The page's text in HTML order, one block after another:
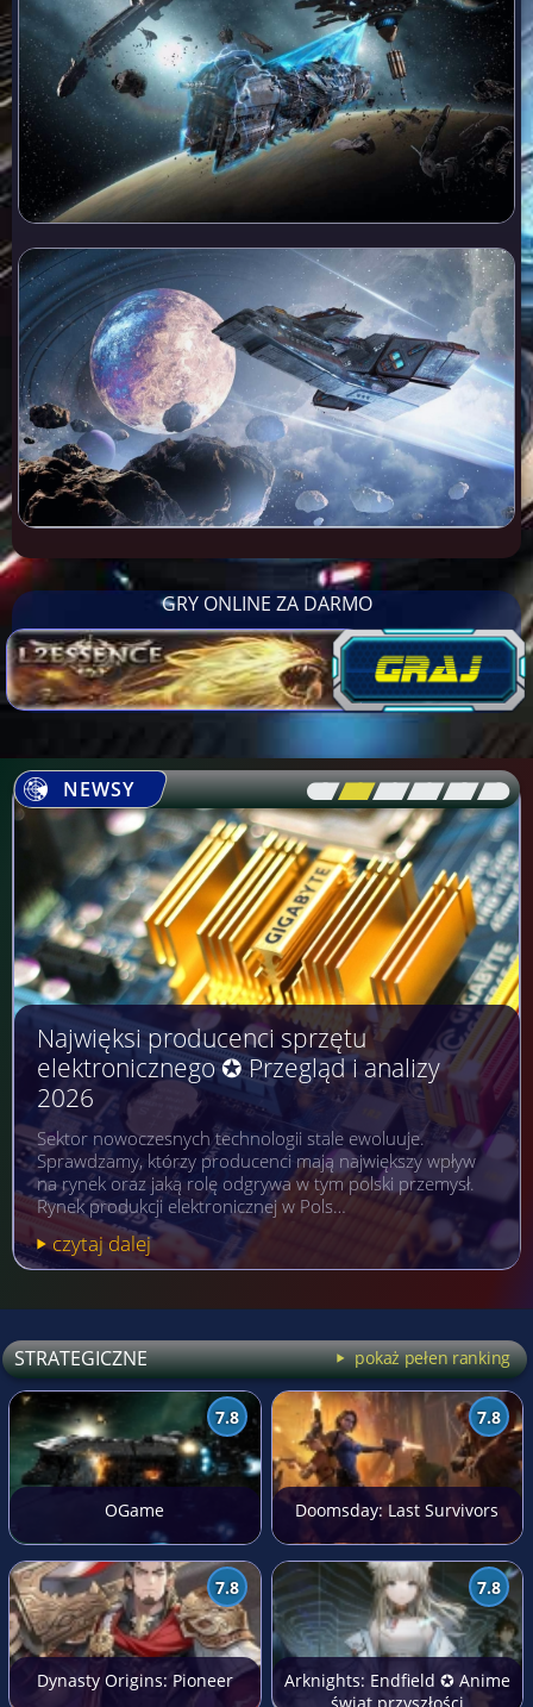
GRY ONLINE ZA DARMO
NEWSY [\ \\ \\ \\ \\ \]
Najwięksi producenci sprzętu
elektronicznego ✪ Przegląd i analizy
2026
Sektor nowoczesnych technologii stale ewoluuje.
Sprawdzamy, którzy producenci mają największy wpływ
na rynek oraz jaką rolę odgrywa w tym polski przemysł.
Rynek produkcji elektronicznej w Pols…
czytaj dalej
STRATEGICZNE pokaż pełen ranking
7.8
OGame
7.8
Doomsday: Last Survivors
7.8
Dynasty Origins: Pioneer
7.8
Arknights: Endfield ✪ Anime